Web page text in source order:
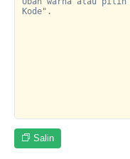
Salin